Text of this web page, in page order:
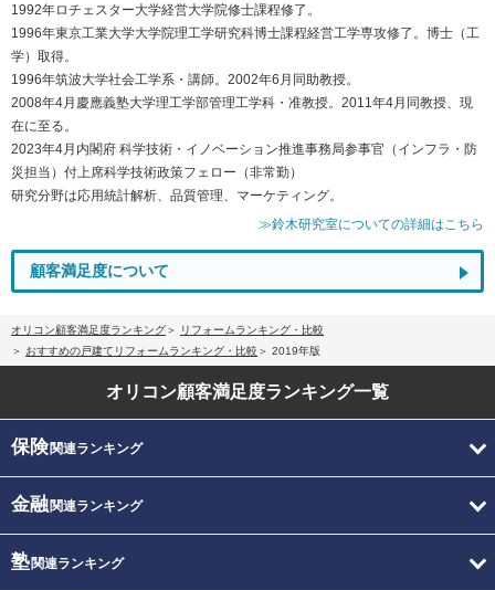
1992年ロチェスター大学経営大学院修士課程修了。
1996年東京工業大学大学院理工学研究科博士課程経営工学専攻修了。博士（工
学）取得。
1996年筑波大学社会工学系・講師。2002年6月同助教授。
2008年4月慶應義塾大学理工学部管理工学科・准教授。2011年4月同教授、現
在に至る。
2023年4月内閣府 科学技術・イノベーション推進事務局参事官（インフラ・防
災担当）付上席科学技術政策フェロー（非常勤）
研究分野は応用統計解析、品質管理、マーケティング。
≫鈴木研究室についての詳細はこちら
顧客満足度について
オリコン顧客満足度ランキング
リフォームランキング・比較
おすすめの戸建てリフォームランキング・比較
2019年版
オリコン顧客満足度ランキング一覧
保険関連ランキング
金融関連ランキング
塾関連ランキング